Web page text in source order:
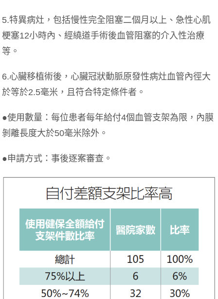
5.特異病灶，包括慢性完全阻塞二個月以上、急性心肌
梗塞12小時內、經繞道手術後血管阻塞的介入性治療
等。
6.心臟移植術後，心臟冠狀動脈原發性病灶血管內徑大
於等於2.5毫米，且符合特定條件者。
●使用數量：每位患者每年給付4個血管支架為限，內膜
剝離長度大於50毫米除外。
●申請方式：事後逐案審查。